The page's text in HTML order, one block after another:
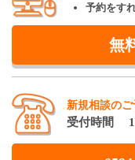
予約をす
無
新規相談のご
受付時間